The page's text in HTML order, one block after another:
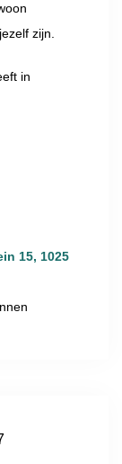
zijn.
in
15, 1025